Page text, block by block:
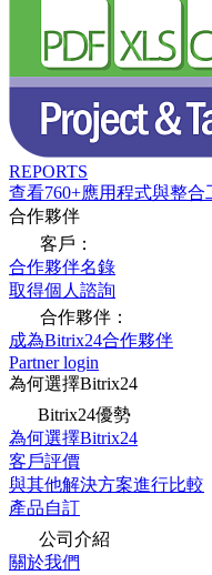
REPORTS
查看760+應用程式與整合
合作夥伴
客戶：
合作夥伴名錄
取得個人諮詢
合作夥伴：
成為Bitrix24合作夥伴
Partner login
為何選擇Bitrix24
Bitrix24優勢
為何選擇Bitrix24
客戶評價
與其他解決方案進行比較
產品自訂
公司介紹
關於我們